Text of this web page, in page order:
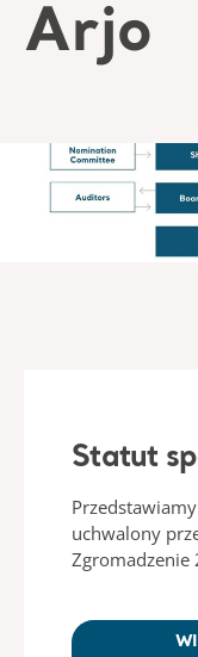
Arjo
Statut
uchwalony
Zgromadzenie